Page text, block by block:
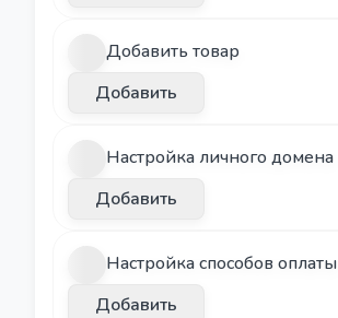
Добавить товар
Добавить
Настройка личного домена
Добавить
Настройка способов оплаты
Добавить